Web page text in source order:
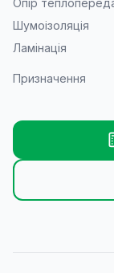
Опір
Шумоізоляція
Ламінація
Призначення